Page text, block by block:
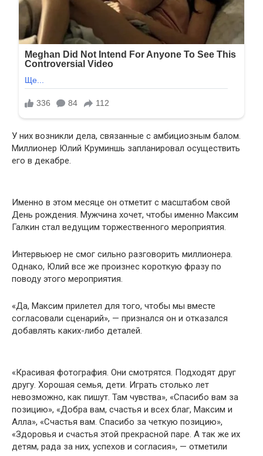
У них возникли дела, связанные с амбициозным балом.
Миллионер Юлий Круминшь запланировал осуществить
его в декабре.
Именно в этом месяце он отметит с масштабом свой
День рождения. Мужчина хочет, чтобы именно Максим
Галкин стал ведущим торжественного мероприятия.
Интервьюер не смог сильно разговорить миллионера.
Однако, Юлий все же произнес короткую фразу по
поводу этого мероприятия.
«Да, Максим прилетел для того, чтобы мы вместе
согласовали сценарий», — признался он и отказался
добавлять каких-либо деталей.
«Красивая фотография. Они смотрятся. Подходят друг
другу. Хорошая семья, дети. Играть столько лет
невозможно, как пишут. Там чувства», «Спасибо вам за
позицию», «Добра вам, счастья и всех благ, Максим и
Алла», «Счастья вам. Спасибо за четкую позицию»,
«Здоровья и счастья этой прекрасной паре. А так же их
детям, рада за них, успехов и согласия», — отметили